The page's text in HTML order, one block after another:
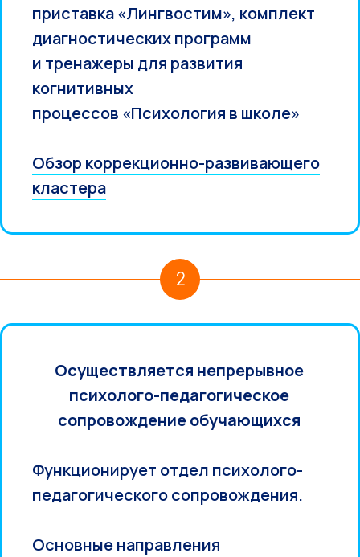
приставка «Лингвостим», комплект
диагностических программ
и тренажеры для развития
когнитивных
процессов «Психология в школе»
Обзор коррекционно-развивающего
кластера
2
Осуществляется непрерывное
психолого-педагогическое
сопровождение обучающихся
Функционирует отдел психолого-
педагогического сопровождения.
Основные направления